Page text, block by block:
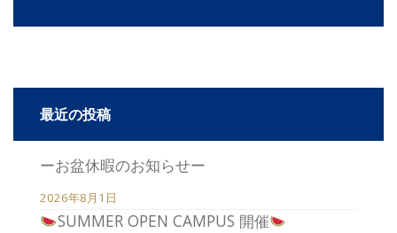
最近の投稿
ーお盆休暇のお知らせー
2026年8月1日
SUMMER OPEN CAMPUS 開催